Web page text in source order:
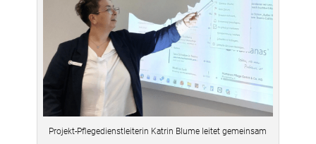
Projekt-Pflegedienstleiterin Katrin Blume leitet gemeinsam